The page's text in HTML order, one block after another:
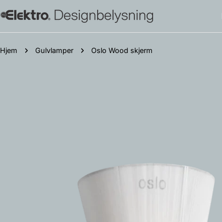
til
innholdet
Hjem Gulvlamper Oslo Wood skjerm